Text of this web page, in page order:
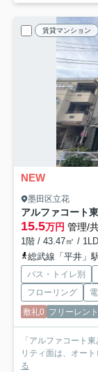
賃貸マンション
NEW
墨田区立花
アルファコート
15.5万円 管理/
1階 / 43.47㎡ /
総武線「平井」
バス・トイレ別
フローリング
敷礼0 フリーレント
「アルファコート
リティ面は、オー
る